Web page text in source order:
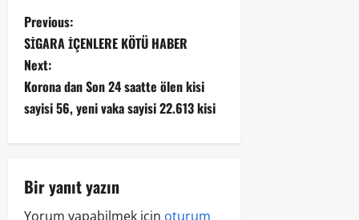
Previous:
SİGARA İÇENLERE KÖTÜ HABER
Next:
Korona dan Son 24 saatte ölen kisi
sayisi 56, yeni vaka sayisi 22.613 kisi
Bir yanıt yazın
Yorum yapabilmek için oturum